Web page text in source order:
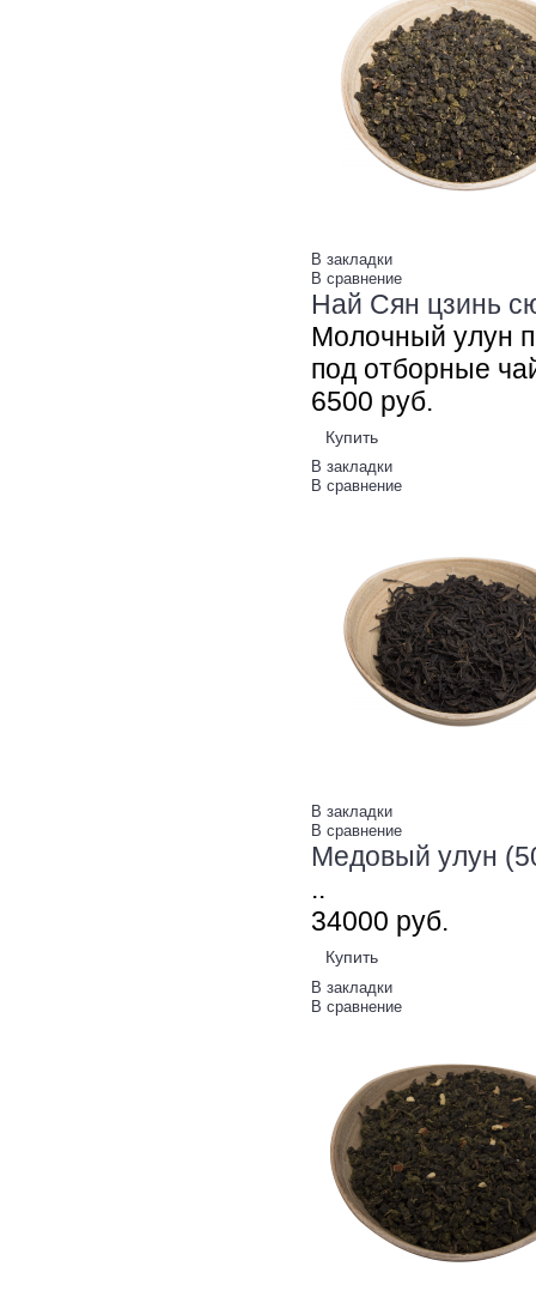
В закладки
В сравнение
Най Сян цзинь
Молочный улун
под отборные
6500 руб.
Купить
В закладки
В сравнение
В закладки
В сравнение
Медовый улун
..
34000 руб.
Купить
В закладки
В сравнение